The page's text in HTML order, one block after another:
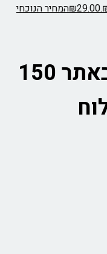
₪29.00 המחיר הנוכחי
*מינימום הזמנה באתר 150